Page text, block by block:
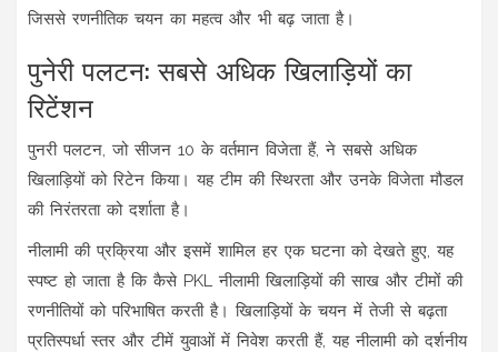
जिससे रणनीतिक चयन का महत्व और भी बढ़ जाता है।
पुनेरी पलटन: सबसे अधिक खिलाड़ियों का
रिटेंशन
पुनरी पलटन, जो सीजन 10 के वर्तमान विजेता हैं, ने सबसे अधिक
खिलाड़ियों को रिटेन किया। यह टीम की स्थिरता और उनके विजेता मौडल
की निरंतरता को दर्शाता है।
नीलामी की प्रक्रिया और इसमें शामिल हर एक घटना को देखते हुए, यह
स्पष्ट हो जाता है कि कैसे PKL नीलामी खिलाड़ियों की साख और टीमों की
रणनीतियों को परिभाषित करती है। खिलाड़ियों के चयन में तेजी से बढ़ता
प्रतिस्पर्धा स्तर और टीमें युवाओं में निवेश करती हैं, यह नीलामी को दर्शनीय